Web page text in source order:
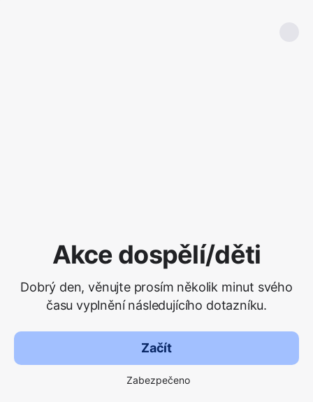
Akce dospělí/děti
Dobrý den, věnujte prosím několik minut svého
času vyplnění následujícího dotazníku.
Začít
Zabezpečeno